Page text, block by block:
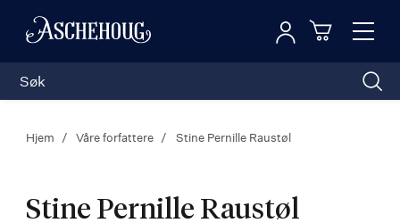
Toggle
Logg inn
Hjem Våre forfattere Stine Pernille Raustøl
Stine Pernille Raustøl